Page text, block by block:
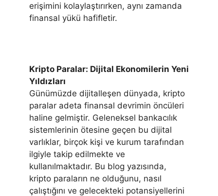
erişimini kolaylaştırırken, aynı zamanda
finansal yükü hafifletir.
Kripto Paralar: Dijital Ekonomilerin Yeni
Yıldızları
Günümüzde dijitalleşen dünyada, kripto
paralar adeta finansal devrimin öncüleri
haline gelmiştir. Geleneksel bankacılık
sistemlerinin ötesine geçen bu dijital
varlıklar, birçok kişi ve kurum tarafından
ilgiyle takip edilmekte ve
kullanılmaktadır. Bu blog yazısında,
kripto paraların ne olduğunu, nasıl
çalıştığını ve gelecekteki potansiyellerini